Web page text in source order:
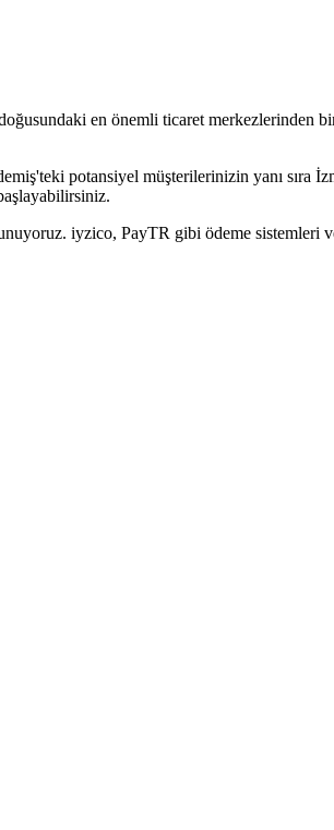
en önemli ticaret
potansiyel müşterilerinizin yanı
iyzico, PayTR gibi ödeme